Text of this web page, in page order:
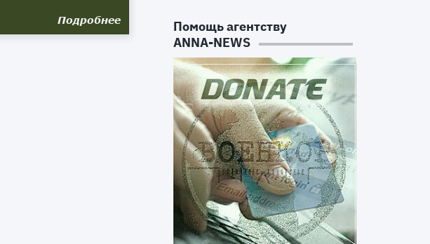
Подробнее
Помощь агентству
ANNA-NEWS